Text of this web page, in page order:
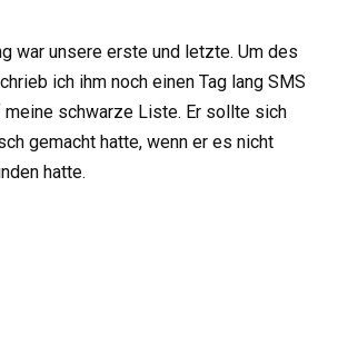
war unsere erste und letzte. Um des
ich ihm noch einen Tag lang SMS
schwarze Liste. Er sollte sich
gemacht hatte, wenn er es nicht
hatte.